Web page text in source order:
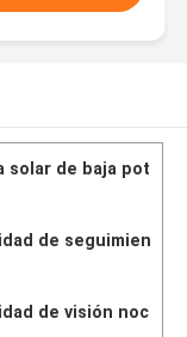
solar de baja pot
de seguimien
de visión noc